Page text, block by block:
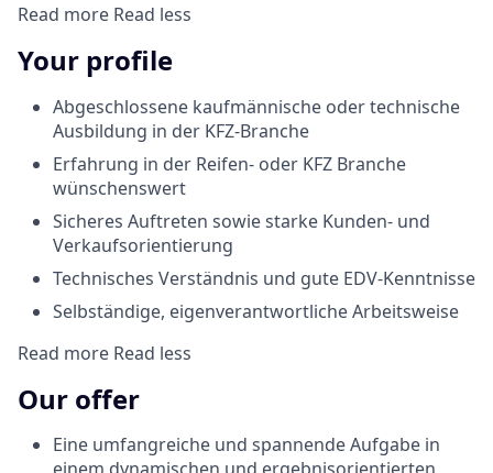
Read more Read less
Your profile
Abgeschlossene kaufmännische oder technische
Ausbildung in der KFZ-Branche
Erfahrung in der Reifen- oder KFZ Branche
wünschenswert
Sicheres Auftreten sowie starke Kunden- und
Verkaufsorientierung
Technisches Verständnis und gute EDV-Kenntnisse
Selbständige, eigenverantwortliche Arbeitsweise
Read more Read less
Our offer
Eine umfangreiche und spannende Aufgabe in